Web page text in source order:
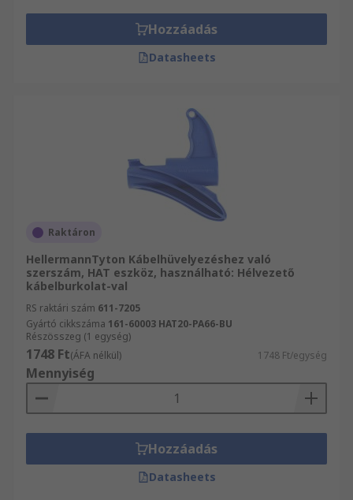
Hozzáadás
Datasheets
Raktáron
HellermannTyton Kábelhüvelyezéshez való
szerszám, HAT eszköz, használható: Hélvezető
kábelburkolat-val
RS raktári szám 611-7205
Gyártó cikkszáma 161-60003 HAT20-PA66-BU
Részösszeg (1 egység)
1748 Ft(ÁFA nélkül) 1748 Ft/egység
Mennyiség
Hozzáadás
Datasheets